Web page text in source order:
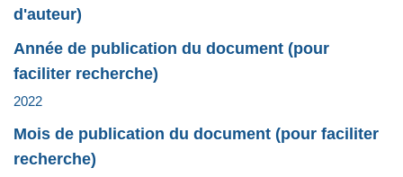
d'auteur)
Année de publication du document (pour
faciliter recherche)
2022
Mois de publication du document (pour faciliter
recherche)